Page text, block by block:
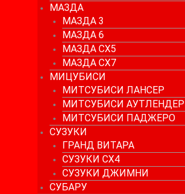
МАЗДА
МАЗДА 3
МАЗДА 6
МАЗДА СХ5
МАЗДА СХ7
МИЦУБИСИ
МИТСУБИСИ ЛАНСЕР
МИТСУБИСИ АУТЛЕНДЕР
МИТСУБИСИ ПАДЖЕРО
СУЗУКИ
ГРАНД ВИТАРА
СУЗУКИ СХ4
СУЗУКИ ДЖИМНИ
СУБАРУ